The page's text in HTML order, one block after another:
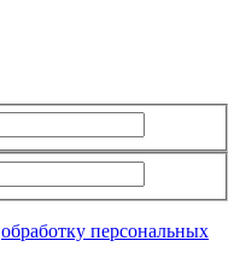
обработку персональных